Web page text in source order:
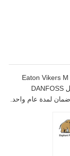
تقوم شركة Elephant Fluid Power بتصنيع محرك Eaton Vikers M
Series Vane عالي الجودة 36M115A 11C20 / بديل DANFOSS